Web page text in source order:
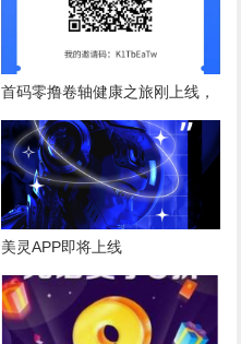
首码零撸卷轴健康之旅刚上线，
维珍模式一积分20速度撸
美灵APP即将上线